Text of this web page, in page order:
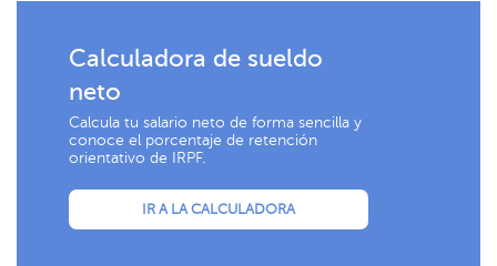
Calculadora de sueldo
neto
Calcula tu salario neto de forma sencilla y
conoce el porcentaje de retención
orientativo de IRPF.
IR A LA CALCULADORA